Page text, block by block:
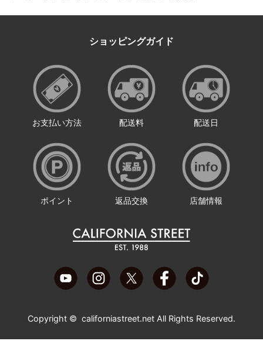
ショッピングガイド
お支払い方法 配送料 配送日
ポイント 返品交換 店舗情報
Copyright © californiastreet.net All Rights Reserved.